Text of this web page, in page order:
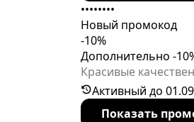
••••••••
Новый промокод
-10%
Дополнительно -
Красивые
превышает 2000р.
Активный до
Показать